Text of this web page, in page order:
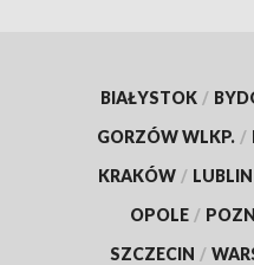
BIAŁYSTOK /
GORZÓW WLKP. /
KRAKÓW / LUBLIN
OPOLE /
SZCZECIN /